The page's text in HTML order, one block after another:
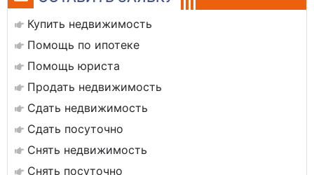
Купить недвижимость
Помощь по ипотеке
Помощь юриста
Продать недвижимость
Сдать недвижимость
Сдать посуточно
Снять недвижимость
Снять посуточно